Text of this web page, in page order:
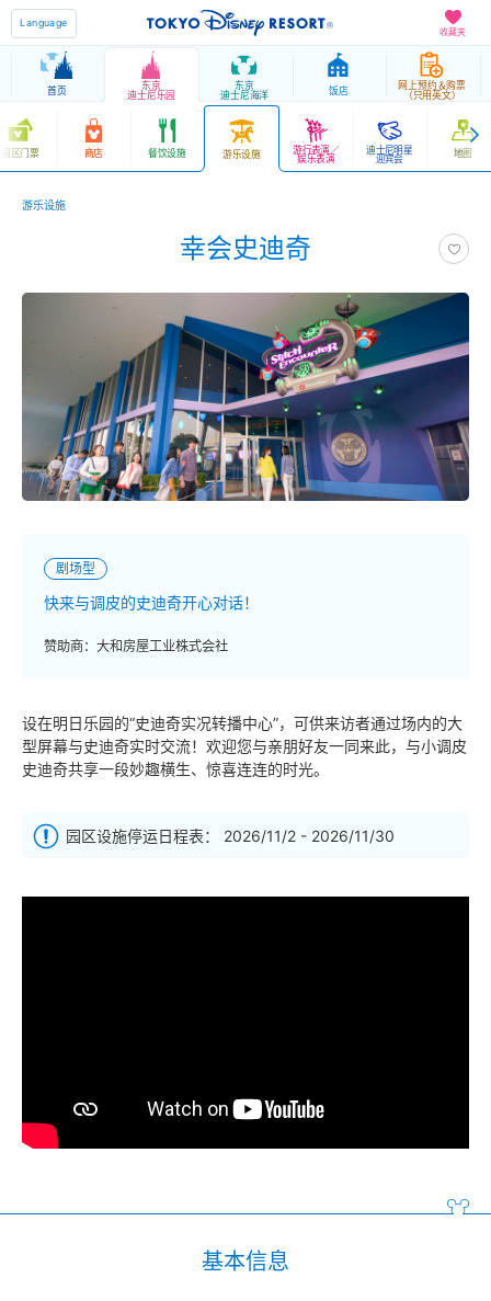
收藏夹
Language
首页 东京
迪士尼乐园
东京
迪士尼海洋 饭店 网上预约＆购票
（只用英文）
园区门票 商店 餐饮设施 游乐设施 游行表演／
娱乐表演
迪士尼明星
迎宾会 地图
游乐设施
幸会史迪奇
剧场型
快来与调皮的史迪奇开心对话！
赞助商：大和房屋工业株式会社
设在明日乐园的“史迪奇实况转播中心”，可供来访者通过场内的大
型屏幕与史迪奇实时交流！欢迎您与亲朋好友一同来此，与小调皮
史迪奇共享一段妙趣横生、惊喜连连的时光。
园区设施停运日程表： 2026/11/2 - 2026/11/30
基本信息